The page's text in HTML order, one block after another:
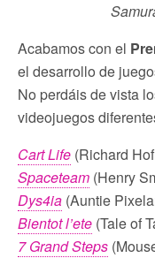
Acabamos con el
el desarrollo de
No perdáis de vista
videojuegos
Cart Life (Richard
Spaceteam (Henry
Dys4ia (Auntie
Bientot l’ete (Tale of
7 Grand Steps